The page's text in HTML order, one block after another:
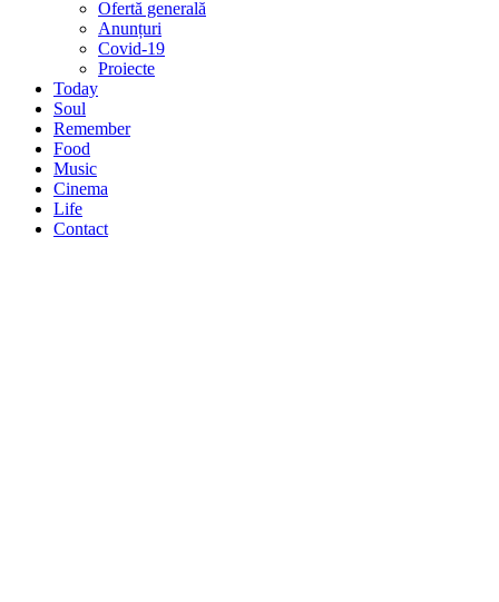
Ofertă generală
Anunțuri
Covid-19
Proiecte
Today
Soul
Remember
Food
Music
Cinema
Life
Contact